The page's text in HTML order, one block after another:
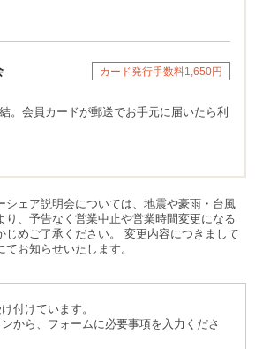
カード発行手数料1,650円
。会員カードが郵送でお手元に届いたら利
ェア説明会については、地震や豪雨・台風
り、予告なく営業中止や営業時間変更になる
じめご了承ください。 変更内容につきまして
お知らせいたします。
付けています。
ンから、フォームに必要事項を入力くださ